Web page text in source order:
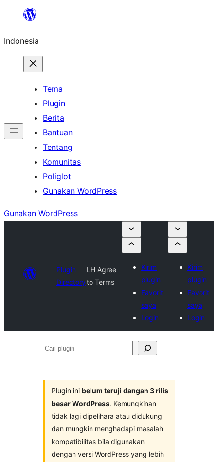
Lewati
konten
Indonesia
Tema
Plugin
Berita
Bantuan
Tentang
Komunitas
Poliglot
Gunakan WordPress
Gunakan WordPress
Plugin
Directory
LH Agree
to Terms
Kirim
plugin
Favorit
saya
Login
Kirim
plugin
Favorit
saya
Login
Cari
Plugin ini belum teruji dangan 3 rilis
besar WordPress. Kemungkinan
tidak lagi dipelihara atau didukung,
dan mungkin menghadapi masalah
kompatibilitas bila digunakan
dengan versi WordPress yang lebih